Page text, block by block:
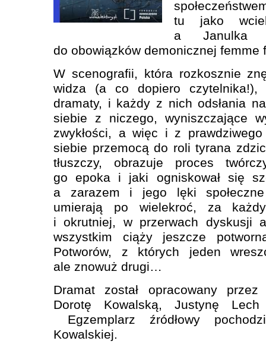
tu jako
a Janulka
do obowiązków demonicznej femme
W scenografii, która rozkosznie
widza (a co dopiero czytelnika!),
dramaty, i każdy z nich odsłania
siebie z niczego, wyniszczające
zwykłości, a więc i z
siebie przemocą do roli tyrana
tłuszczy, obrazuje proces
go epoka i jaki ogniskował się
a zarazem i jego lęki
umierają po wielekroć, za
i okrutniej, w przerwach dyskusji
wszystkim ciąży jeszcze
Potworów, z których jeden
ale znowuż drugi…
Dramat został opracowany przez
Dorotę Kowalską, Justynę
Egzemplarz źródłowy
Kowalskiej.